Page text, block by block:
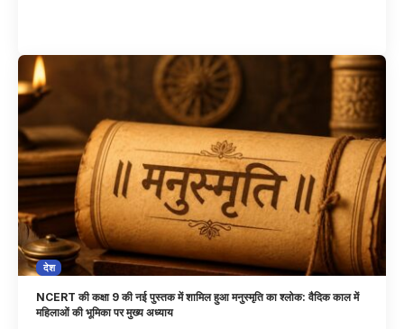
देश
NCERT की कक्षा 9 की नई पुस्तक में शामिल हुआ मनुस्मृति का श्लोक: वैदिक काल में
महिलाओं की भूमिका पर मुख्य अध्याय